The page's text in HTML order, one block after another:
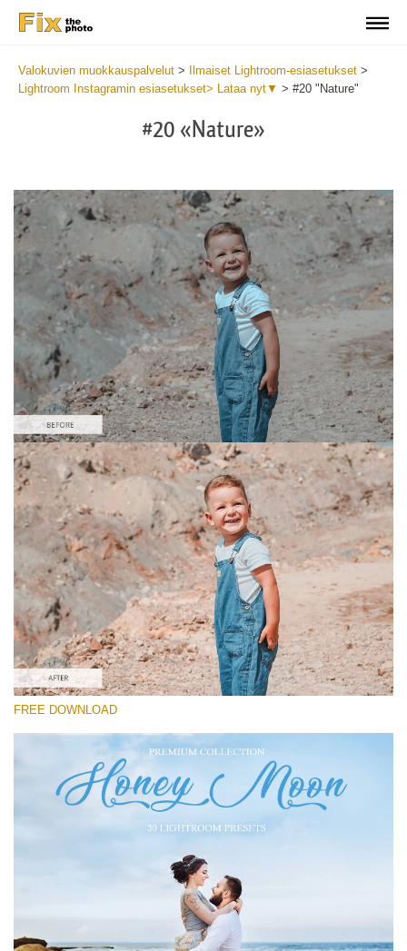
Valokuvien muokkauspalvelut > Ilmaiset Lightroom-esiasetukset >
Lightroom Instagramin esiasetukset> Lataa nyt▼ > #20 "Nature"
#20 «Nature»
Please select
Free Instagram Preset #20
Honey Moon
(30 Lr Presets)
Wedding Collection
(400 Lr Presets)
Must-Have Collection
(1432 Lr Presets)
Free download
FREE DOWNLOAD